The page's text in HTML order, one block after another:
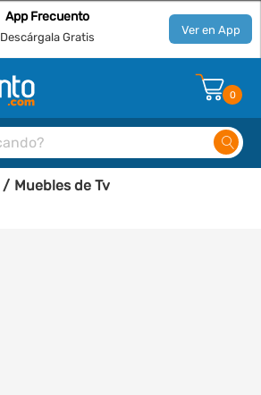
App Frecuento
Descárgala Gratis Ver en App
0
Muebles de Tv